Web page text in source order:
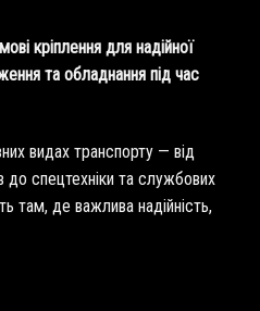
кріплення для надійної
та обладнання під час
видах транспорту — від
до спецтехніки та службових
там, де важлива надійність,